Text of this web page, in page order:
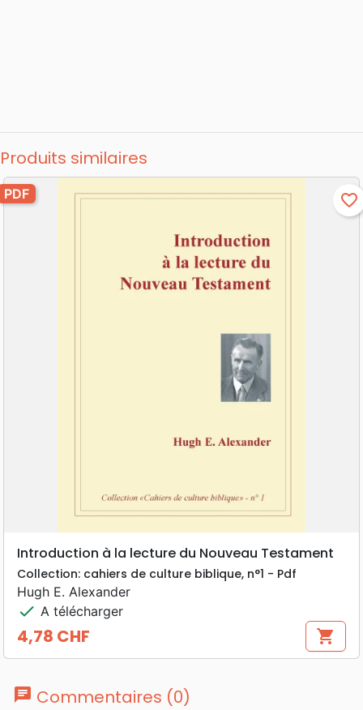
Produits similaires
PDF favorite_border
Introduction à la lecture du Nouveau Testament
Collection: cahiers de culture biblique, n°1 - Pdf
Hugh E. Alexander
check A télécharger
Prix
4,78 CHF shopping_cart
chat Commentaires (0)